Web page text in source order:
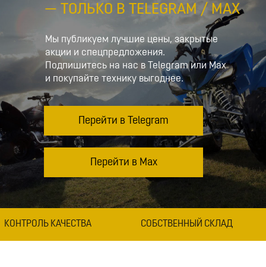
Мы публикуем лучшие цены, закрытые
акции и спецпредложения.
Подпишитесь на нас в Telegram или Max
и покупайте технику выгоднее.
Перейти в Telegram
Перейти в Max
— ТОЛЬКО В TELEGRAM / MAX
КОНТРОЛЬ КАЧЕСТВА СОБСТВЕННЫЙ СКЛАД